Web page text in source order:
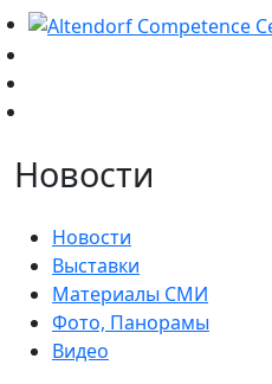
Новости
Новости
Выставки
Материалы СМИ
Фото, Панорамы
Видео